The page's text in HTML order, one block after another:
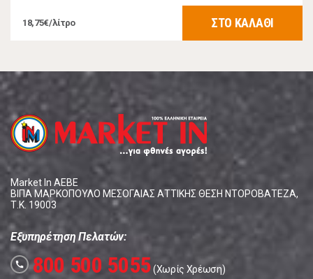
18,75€/λίτρο ΣΤΟ ΚΑΛΑΘΙ
Market In ΑΕΒΕ
ΒΙΠΑ ΜΑΡΚΟΠΟΥΛΟ ΜΕΣΟΓΑΙΑΣ ΑΤΤΙΚΗΣ ΘΕΣΗ ΝΤΟΡΟΒΑΤΕΖΑ,
Τ.Κ. 19003
Εξυπηρέτηση Πελατών:
call 800 500 5055(Χωρίς Χρέωση)